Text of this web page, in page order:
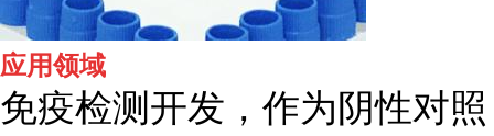
应用领域
免疫检测开发，作为阴性对照